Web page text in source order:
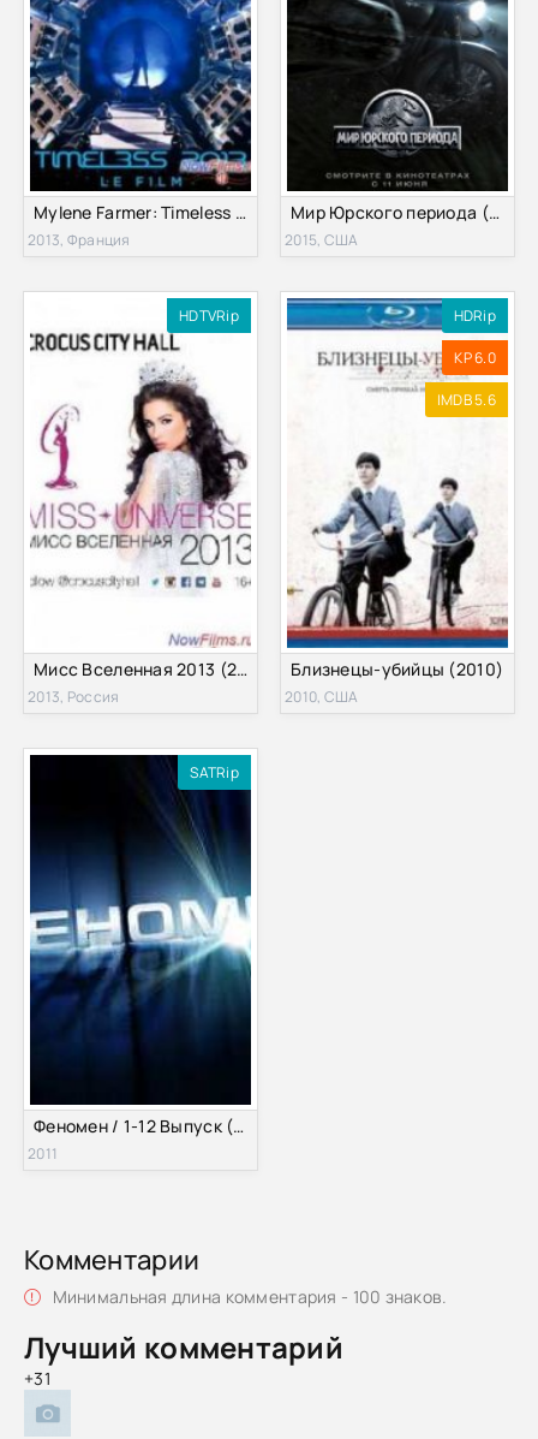
Mylene Farmer: Timeless 2013 - Le Film (2013)
2013, Франция
Мир Юрского периода (2015)
2015, США
HDTVRip
Мисс Вселенная 2013 (2013)
2013, Россия
HDRip
KP 6.0
IMDB 5.6
Близнецы-убийцы (2010)
2010, США
SATRip
Феномен / 1-12 Выпуск (2011) SATRip
2011
Комментарии
Минимальная длина комментария - 100 знаков.
Лучший комментарий
+31